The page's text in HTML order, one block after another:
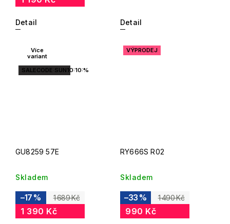
Detail Detail
Více
variant
SALECODE:SUN10:10:%
GU8259 57E
Skladem
1 689 Kč
–17 %
1 390 Kč
VÝPRODEJ
RY666S R02
Skladem
1 490 Kč
–33 %
990 Kč